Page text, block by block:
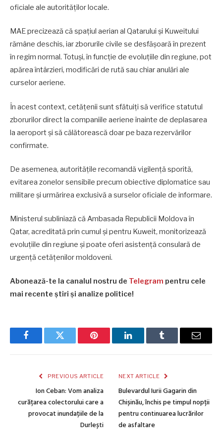
oficiale ale autorităților locale.
MAE precizează că spațiul aerian al Qatarului și Kuweitului
rămâne deschis, iar zborurile civile se desfășoară în prezent
în regim normal. Totuși, în funcție de evoluțiile din regiune, pot
apărea întârzieri, modificări de rută sau chiar anulări ale
curselor aeriene.
În acest context, cetățenii sunt sfătuiți să verifice statutul
zborurilor direct la companiile aeriene înainte de deplasarea
la aeroport și să călătorească doar pe baza rezervărilor
confirmate.
De asemenea, autoritățile recomandă vigilență sporită,
evitarea zonelor sensibile precum obiective diplomatice sau
militare și urmărirea exclusivă a surselor oficiale de informare.
Ministerul subliniază că Ambasada Republicii Moldova în
Qatar, acreditată prin cumul și pentru Kuweit, monitorizează
evoluțiile din regiune și poate oferi asistență consulară de
urgență cetățenilor moldoveni.
Abonează-te la canalul nostru de Telegram pentru cele
mai recente știri și analize politice!
FacebookTwitter Pinterest LinkedInTumblr Email
PREVIOUS ARTICLE
Ion Ceban: Vom analiza
curățarea colectorului care a
provocat inundațiile de la
Durlești
NEXT ARTICLE
Bulevardul Iurii Gagarin din
Chișinău, închis pe timpul nopții
pentru continuarea lucrărilor
de asfaltare